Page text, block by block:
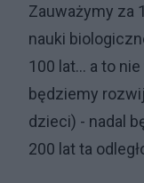
Zauważymy za
nauki
100 lat... a to
będziemy
dzieci) - nadal
200 lat ta